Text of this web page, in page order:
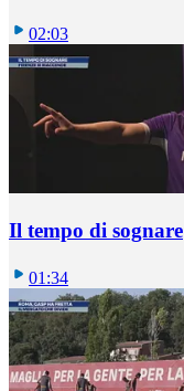
02:03
Il tempo di sognare
01:34